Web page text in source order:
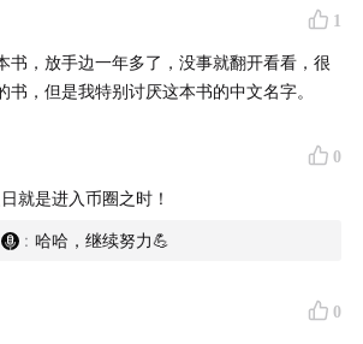
籍背景介绍，作者Jason Calacanis
早期投资人万倍收益经历
经验分享，Vera分享5年投资踩坑经
目更重要的核心理念
1
书，放手边一年多了，没事就翻开看看，很
书，但是我特别讨厌这本书的中文名字。
0
就是进入币圈之时！
: 哈哈，继续努力💪
0